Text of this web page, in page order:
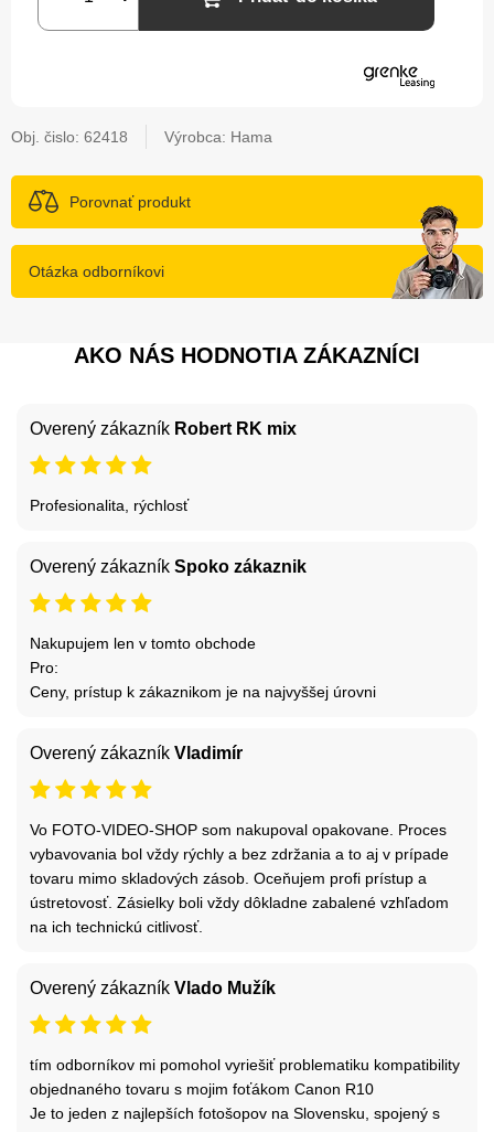
Obj. čislo: 62418 Výrobca: Hama
Porovnať produkt
Otázka odborníkovi
AKO NÁS HODNOTIA ZÁKAZNÍCI
Overený zákazník Robert RK mix
Profesionalita, rýchlosť
Overený zákazník Spoko zákaznik
Nakupujem len v tomto obchode
Pro:
Ceny, prístup k zákaznikom je na najvyššej úrovni
Overený zákazník Vladimír
Vo FOTO-VIDEO-SHOP som nakupoval opakovane. Proces
vybavovania bol vždy rýchly a bez zdržania a to aj v prípade
tovaru mimo skladových zásob. Oceňujem profi prístup a
ústretovosť. Zásielky boli vždy dôkladne zabalené vzhľadom
na ich technickú citlivosť.
Overený zákazník Vlado Mužík
tím odborníkov mi pomohol vyriešiť problematiku kompatibility
objednaného tovaru s mojim foťákom Canon R10
Je to jeden z najlepších fotošopov na Slovensku, spojený s